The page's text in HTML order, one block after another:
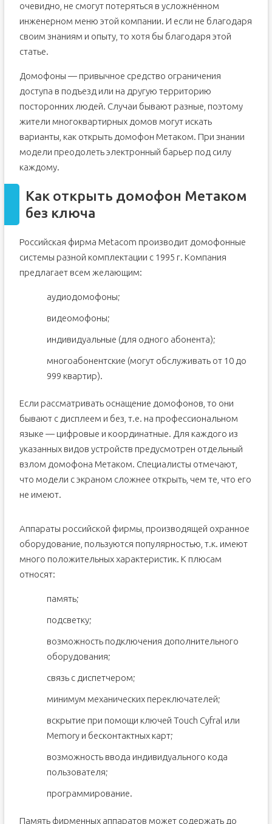
очевидно, не смогут потеряться в усложнённом
инженерном меню этой компании. И если не благодаря
своим знаниям и опыту, то хотя бы благодаря этой
статье.
Домофоны — привычное средство ограничения
доступа в подъезд или на другую территорию
посторонних людей. Случаи бывают разные, поэтому
жители многоквартирных домов могут искать
варианты, как открыть домофон Метаком. При знании
модели преодолеть электронный барьер под силу
каждому.
Как открыть домофон Метаком
без ключа
Российская фирма Metacom производит домофонные
системы разной комплектации с 1995 г. Компания
предлагает всем желающим:
аудиодомофоны;
видеомофоны;
индивидуальные (для одного абонента);
многоабонентские (могут обслуживать от 10 до
999 квартир).
Если рассматривать оснащение домофонов, то они
бывают с дисплеем и без, т.е. на профессиональном
языке — цифровые и координатные. Для каждого из
указанных видов устройств предусмотрен отдельный
взлом домофона Метаком. Специалисты отмечают,
что модели с экраном сложнее открыть, чем те, что его
не имеют.
Аппараты российской фирмы, производящей охранное
оборудование, пользуются популярностью, т.к. имеют
много положительных характеристик. К плюсам
относят:
память;
подсветку;
возможность подключения дополнительного
оборудования;
связь с диспетчером;
минимум механических переключателей;
вскрытие при помощи ключей Touch Cyfral или
Memory и бесконтактных карт;
возможность ввода индивидуального кода
пользователя;
программирование.
Память фирменных аппаратов может содержать до